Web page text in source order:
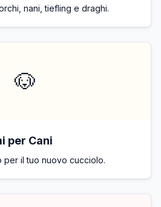
nani, tiefling e draghi.
🐶
per Cani
per il tuo nuovo cucciolo.